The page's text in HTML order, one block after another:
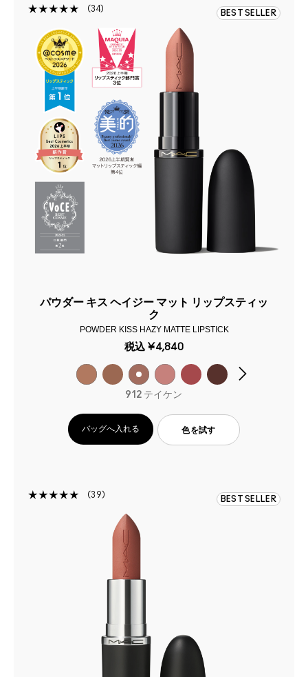
34 BEST SELLER
パウダー キス ヘイジー マット リップスティッ
ク
POWDER KISS HAZY MATTE LIPSTICK
税込 ¥4,840
912 テイケン
バッグへ入れる 色を試す
39 BEST SELLER